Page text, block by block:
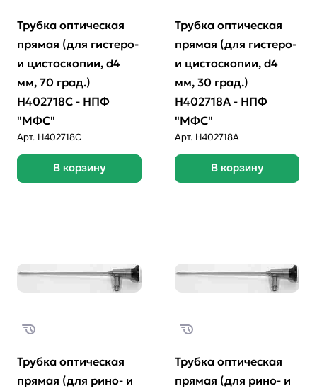
Трубка оптическая
прямая (для гистеро-
и цистоскопии, d4
мм, 70 град.)
Н402718С - НПФ
"МФС"
Арт. H402718C
В корзину
Трубка оптическая
прямая (для гистеро-
и цистоскопии, d4
мм, 30 град.)
Н402718А - НПФ
"МФС"
Арт. H402718A
В корзину
Трубка оптическая
прямая (для рино- и
Трубка оптическая
прямая (для рино- и